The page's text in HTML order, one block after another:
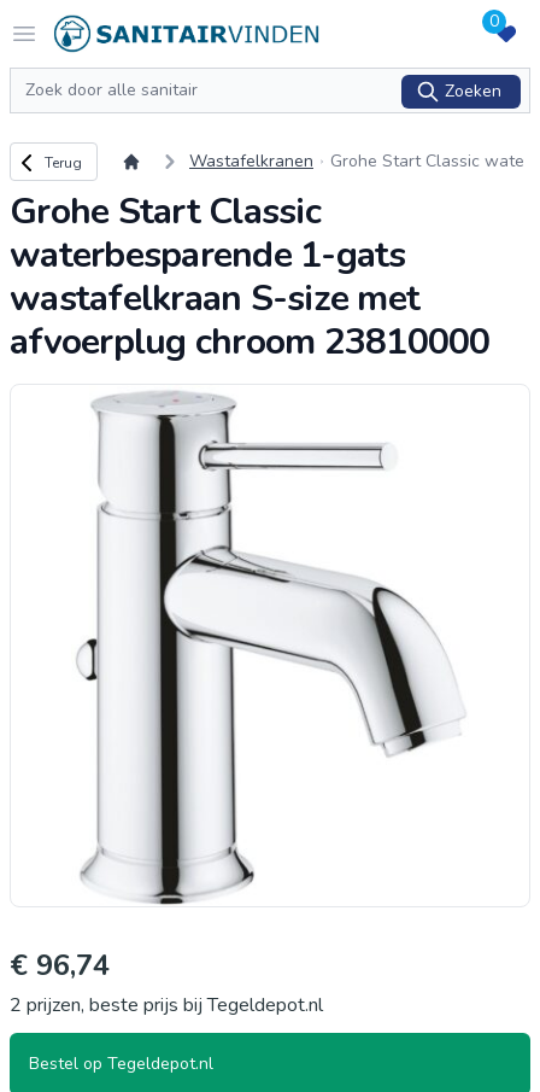
Open menu
Logo sanitairvinden.nl 0
Zoeken
Zoeken
Terug naar overzicht
Terug Wastafelkranen
Grohe Start Classic wate
Grohe Start Classic
waterbesparende 1-gats
wastafelkraan S-size met
afvoerplug chroom 23810000
€ 96,74
2 prijzen, beste prijs bij Tegeldepot.nl
Bestel op Tegeldepot.nl